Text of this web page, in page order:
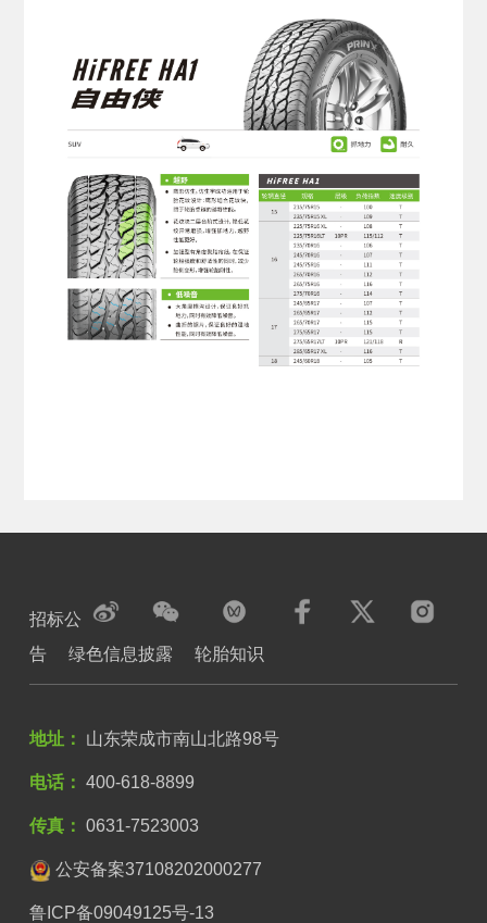
招标公
告
绿色信息披露 轮胎知识
地址： 山东荣成市南山北路98号
电话： 400-618-8899
传真： 0631-7523003
公安备案37108202000277
鲁ICP备09049125号-13